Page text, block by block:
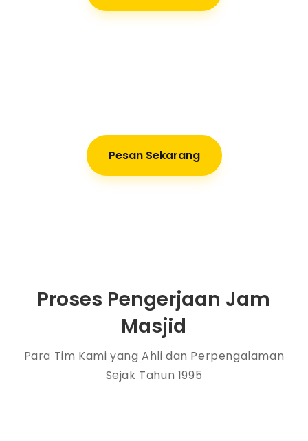
Pesan Sekarang
Proses Pengerjaan Jam
Masjid
Para Tim Kami yang Ahli dan Perpengalaman
Sejak Tahun 1995